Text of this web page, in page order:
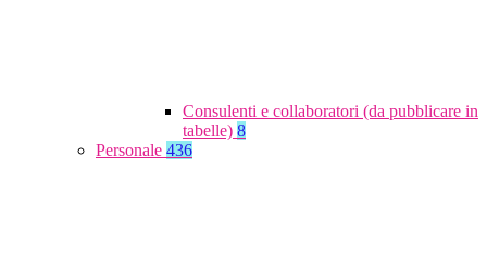
Consulenti e collaboratori (da pubblicare in
tabelle) 8
Personale 436